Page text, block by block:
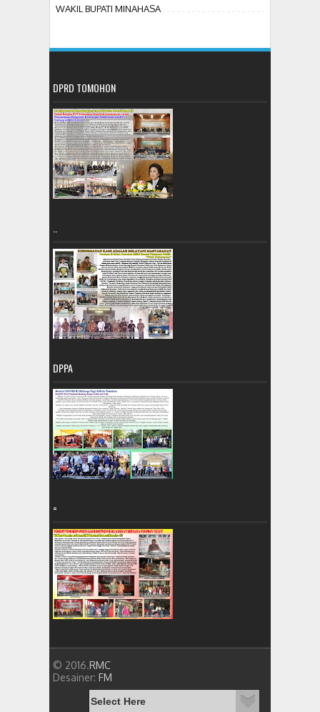
WAKIL BUPATI MINAHASA
DPRD TOMOHON
DPPA
=
© 2016.RMC
Desainer: FM